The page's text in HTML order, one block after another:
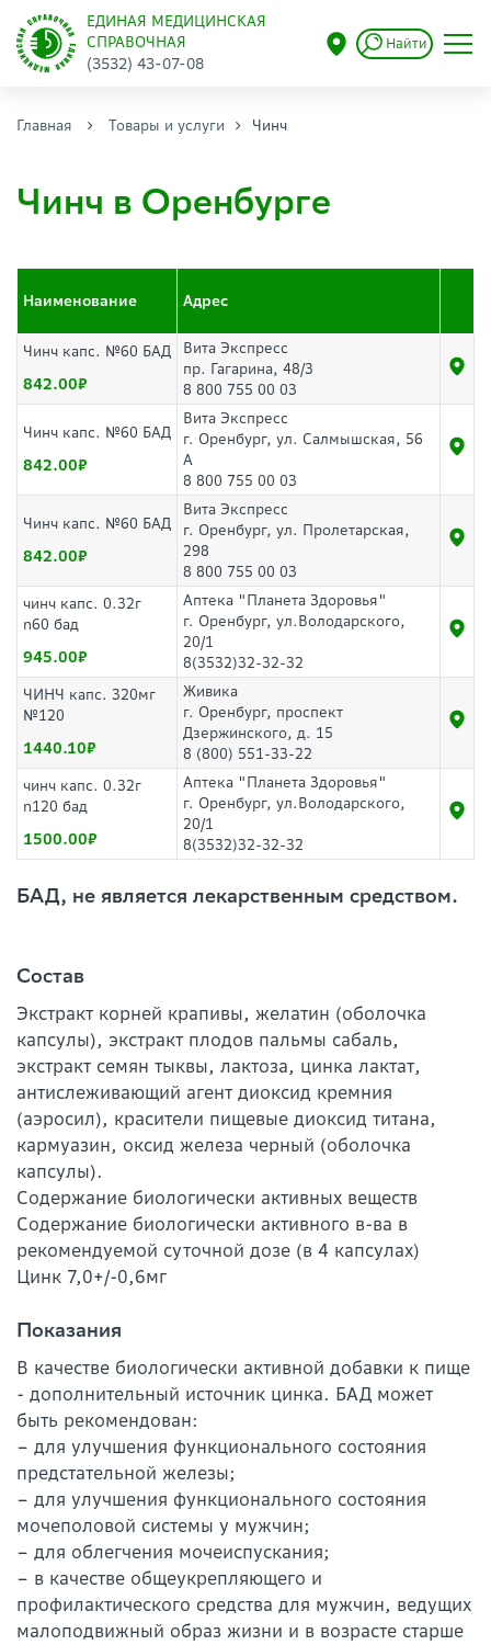
ЕДИНАЯ МЕДИЦИНСКАЯ
СПРАВОЧНАЯ
(3532) 43-07-08
Найти
Главная Товары и услуги Чинч
Чинч в Оренбурге
Наименование Адрес
Чинч капс. №60 БАД
842.00
Вита Экспресс
пр. Гагарина, 48/3
8 800 755 00 03
Чинч капс. №60 БАД
842.00
Вита Экспресс
г. Оренбург, ул. Салмышская, 56
А
8 800 755 00 03
Чинч капс. №60 БАД
842.00
Вита Экспресс
г. Оренбург, ул. Пролетарская,
298
8 800 755 00 03
чинч капс. 0.32г
n60 бад
945.00
Аптека "Планета Здоровья"
г. Оренбург, ул.Володарского,
20/1
8(3532)32-32-32
ЧИНЧ капс. 320мг
№120
1440.10
Живика
г. Оренбург, проспект
Дзержинского, д. 15
8 (800) 551-33-22
чинч капс. 0.32г
n120 бад
1500.00
Аптека "Планета Здоровья"
г. Оренбург, ул.Володарского,
20/1
8(3532)32-32-32
БАД, не является лекарственным средством.
Состав
Экстракт корней крапивы, желатин (оболочка
капсулы), экстракт плодов пальмы сабаль,
экстракт семян тыквы, лактоза, цинка лактат,
антислеживающий агент диоксид кремния
(аэросил), красители пищевые диоксид титана,
кармуазин, оксид железа черный (оболочка
капсулы).
Содержание биологически активных веществ
Содержание биологически активного в-ва в
рекомендуемой суточной дозе (в 4 капсулах)
Цинк 7,0+/-0,6мг
Показания
В качестве биологически активной добавки к пище
- дополнительный источник цинка. БАД может
быть рекомендован:
– для улучшения функционального состояния
предстательной железы;
– для улучшения функционального состояния
мочеполовой системы у мужчин;
– для облегчения мочеиспускания;
– в качестве общеукрепляющего и
профилактического средства для мужчин, ведущих
малоподвижный образ жизни и в возрасте старше